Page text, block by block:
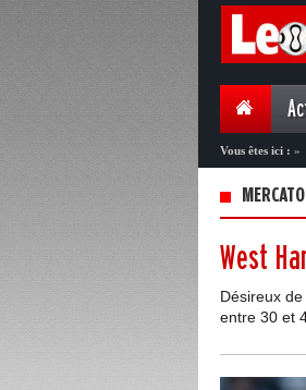
Vous êtes ici : »
MERCATO
West
Désireux
entre 30 et